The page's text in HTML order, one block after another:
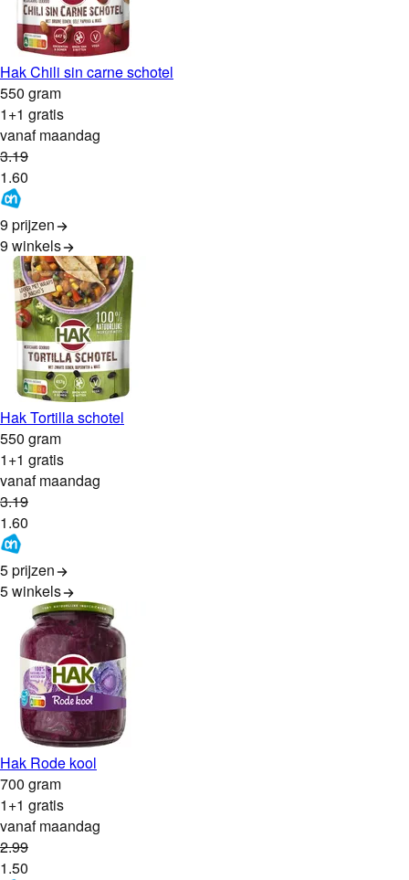
Hak Chili sin carne schotel
550 gram
1+1 gratis
vanaf maandag
3.19
1.60
9 prijzen
9 winkels
Hak Tortilla schotel
550 gram
1+1 gratis
vanaf maandag
3.19
1.60
5 prijzen
5winkels
Hak Rode kool
700 gram
1+1 gratis
vanaf maandag
2.99
1.50